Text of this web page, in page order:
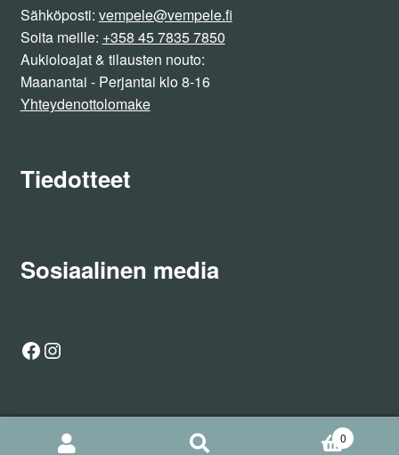
Sähköposti: vempele@vempele.fi
Soita meille: +358 45 7835 7850
Aukioloajat & tilausten nouto:
Maanantai - Perjantai klo 8-16
Yhteydenottolomake
Tiedotteet
Sosiaalinen media
Facebook
Instagram
0